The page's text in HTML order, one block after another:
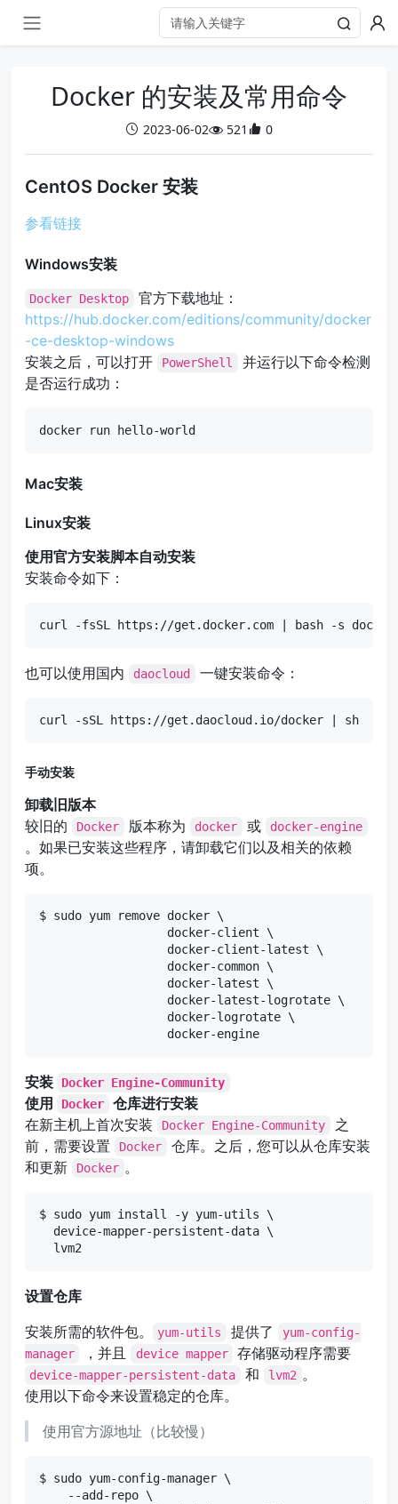
Docker 的安装及常用命令
2023-06-02 521 0
CentOS Docker 安装
参看链接
Windows安装
Docker Desktop
官方下载地址：
https://hub.docker.com/editions/community/docker
-ce-desktop-windows
安装之后，可以打开
PowerShell
并运行以下命令检测
是否运行成功：
docker run hello-world
Mac安装
Linux安装
使用官方安装脚本自动安装
安装命令如下：
curl -fsSL https://get.docker.com | bash -s
也可以使用国内 daocloud 一键安装命令：
curl -sSL https://get.daocloud.io/docker | sh
手动安装
卸载旧版本
较旧的
Docker 版本称为 docker 或 docker-engine
。如果已安装这些程序，请卸载它们以及相关的依赖
项。
$ sudo yum remove docker \
                  docker-client \
                  docker-client-latest \
                  docker-common \
                  docker-latest \
                  docker-latest-logrotate \
                  docker-logrotate \
                  docker-engine
安装 Docker Engine-Community
使用 Docker
仓库进行安装
在新主机上首次安装
Docker Engine-Community
之
前，需要设置
Docker
仓库。之后，您可以从仓库安装
和更新
Docker 。
$ sudo yum install -y yum-utils \
  device-mapper-persistent-data \
  lvm2
设置仓库
安装所需的软件包。
yum-utils 提供了
yum-config-
manager
，并且 device mapper 存储驱动程序需要
device-mapper-persistent-data 和 lvm2 。
使用以下命令来设置稳定的仓库。
使用官方源地址（比较慢）
$ sudo yum-config-manager \
    --add-repo \